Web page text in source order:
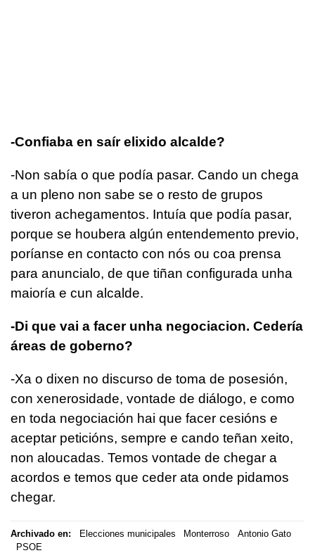
-Confiaba en saír elixido alcalde?
-Non sabía o que podía pasar. Cando un chega
a un pleno non sabe se o resto de grupos
tiveron achegamentos. Intuía que podía pasar,
porque se houbera algún entendemento previo,
poríanse en contacto con nós ou coa prensa
para anuncialo, de que tiñan configurada unha
maioría e cun alcalde.
-Di que vai a facer unha negociacion. Cedería
áreas de goberno?
-Xa o dixen no discurso de toma de posesión,
con xenerosidade, vontade de diálogo, e como
en toda negociación hai que facer cesións e
aceptar peticións, sempre e cando teñan xeito,
non aloucadas. Temos vontade de chegar a
acordos e temos que ceder ata onde pidamos
chegar.
Archivado en: Elecciones municipales Monterroso
Antonio Gato
PSOE